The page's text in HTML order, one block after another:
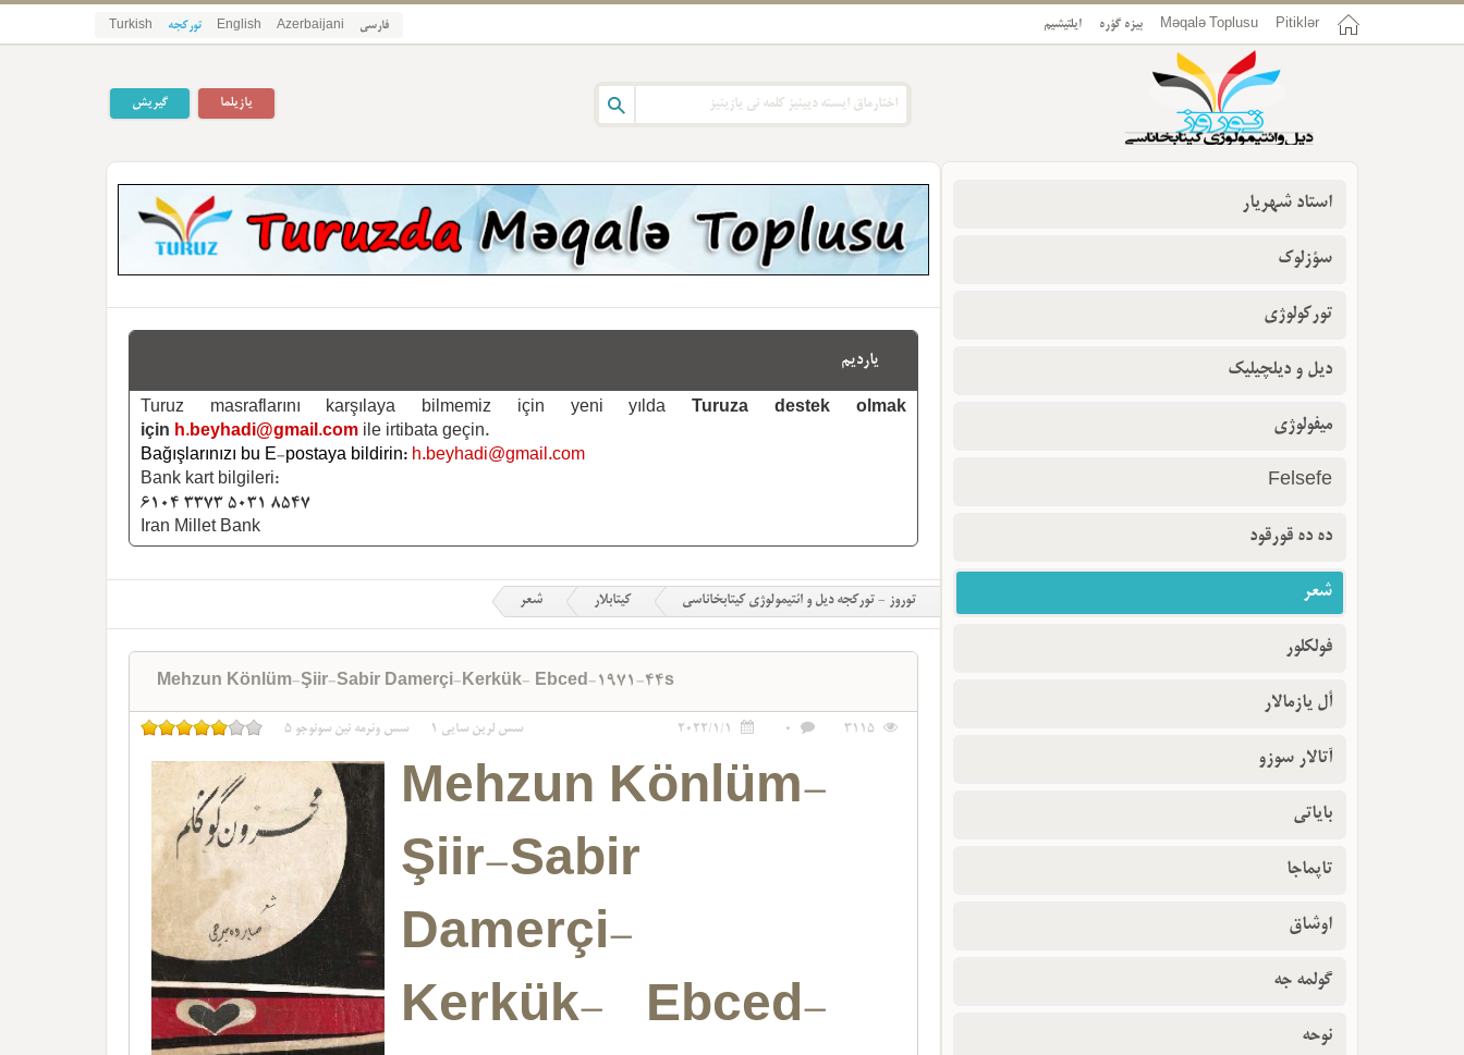
Pitiklər
Məqalə Toplusu بیزه گؤره ایلتیشیم فارسی Azerbaijani
English تورکجه Turkish
گیریش یازیلما
یاردیم
Turuz masraflarını karşılaya bilmemiz için yeni yılda
Turuza destek olmak
için h.beyhadi@gmail.com ile irtibata geçin.
Bağışlarınızı bu E-postaya bildirin: h.beyhadi@gmail.com
Bank kart bilgileri:
6104 3373 5031 8547
Iran Millet Bank
توروز - تورکجه دیل و ائتیمولوژی کیتابخاناسی کیتابلار شعر
Mehzun Könlüm-Şiir-Sabir Damerçi-Kerkük- Ebced-1971-44s
3115
0
2022/1/1 سس لرین سایی 1 سس وئرمه نین سونوجو 5
Mehzun Könlüm-
Şiir-Sabir
Damerçi-
Kerkük- Ebced-
استاد شهریار
سؤزلوک
تورکولوژی
دیل و دیلچیلیک
میفولوژی
Felsefe
ده ده قورقود
شعر
فولکلور
أل یازمالار
آتالار سوزو
بایاتی
تاپماجا
اوشاق
گولمه جه
نوحه